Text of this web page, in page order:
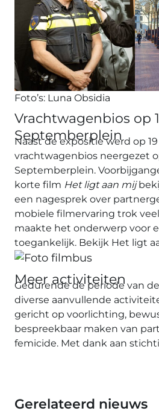
Foto’s: Luna Obsidia
Vrachtwagenbios op
Septemberplein
Naast de expositie werd op
vrachtwagenbios neergezet
Septemberplein.
korte film Het ligt aan mij
een nagesprek over
mobiele filmervaring trok
maakte het onderwerp voor
toegankelijk. Bekijk Het ligt
Meer activiteiten
Gedurende de periode van
diverse aanvullende
gericht op voorlichting,
bespreekbaar maken van
femicide. Met dank aan
Gerelateerd nieuws